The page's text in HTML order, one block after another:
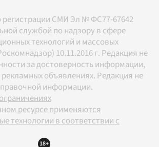
регистрации СМИ Эл № ФС77-67642
службой по надзору в сфере
технологий и массовых
10.11.2016 г. Редакция не
за достоверность информации,
объявлениях. Редакция не
информации.
ресурсе применяются
технологии в соответствии с
18+